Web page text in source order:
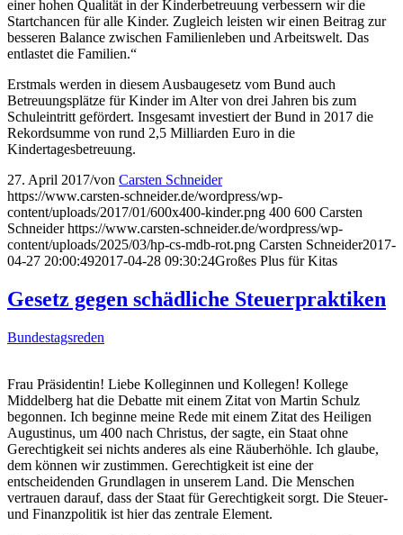
einer hohen Qualität in der Kinderbetreuung verbessern wir die
Startchancen für alle Kinder. Zugleich leisten wir einen Beitrag zur
besseren Balance zwischen Familienleben und Arbeitswelt. Das
entlastet die Familien.“
Erstmals werden in diesem Ausbaugesetz vom Bund auch
Betreuungsplätze für Kinder im Alter von drei Jahren bis zum
Schuleintritt gefördert. Insgesamt investiert der Bund in 2017 die
Rekordsumme von rund 2,5 Milliarden Euro in die
Kindertagesbetreuung.
27. April 2017/von Carsten Schneider
https://www.carsten-schneider.de/wordpress/wp-
content/uploads/2017/01/600x400-kinder.png 400 600 Carsten
Schneider https://www.carsten-schneider.de/wordpress/wp-
content/uploads/2025/03/hp-cs-mdb-rot.png Carsten Schneider2017-
04-27 20:00:492017-04-28 09:30:24Großes Plus für Kitas
Gesetz gegen schädliche Steuerpraktiken
Bundestagsreden
Frau Präsidentin! Liebe Kolleginnen und Kollegen! Kollege
Middelberg hat die Debatte mit einem Zitat von Martin Schulz
begonnen. Ich beginne meine Rede mit einem Zitat des Heiligen
Augustinus, um 400 nach Christus, der sagte, ein Staat ohne
Gerechtigkeit sei nichts anderes als eine Räuberhöhle. Ich glaube,
dem können wir zustimmen. Gerechtigkeit ist eine der
entscheidenden Grundlagen in unserem Land. Die Menschen
vertrauen darauf, dass der Staat für Gerechtigkeit sorgt. Die Steuer-
und Finanzpolitik ist hier das zentrale Element.